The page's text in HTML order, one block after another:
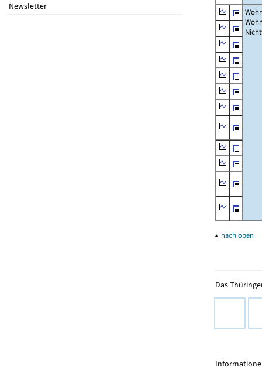
Newsletter
▴ nach oben
Das